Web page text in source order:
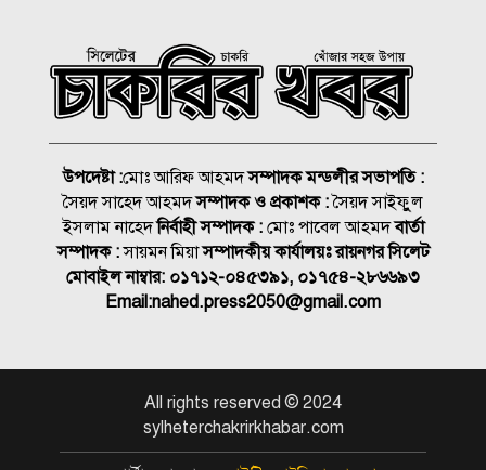
সিলেটে হামের উপসর্গে আরও ৩
জনের মৃত্যু
৬ মাসে দুর্ঘটনায় ১১৭ জনের
প্রাণহানি সিলেটের মহাসড়কে
বৌভাতের খাবার খেয়ে অসুস্থ
গুলি, প্রাণ গেলো বাংলাদেশি
যুবকের
উপদেষ্টা :মোঃ আরিফ আহমদসম্পাদক মন্ডলীর সভাপতি :
সৈয়দ সাহেদ আহমদসম্পাদক ও প্রকাশক :সৈয়দ সাইফুুল
ইসলাম নাহেদনির্বাহী সম্পাদক :মোঃ পাবেল আহমদবার্তা
সম্পাদক :সায়মন মিয়াসম্পাদকীয় কার্যালয়ঃ রায়নগর সিলেট
মোবাইল নাম্বার: ০১৭১২-০৪৫৩৯১, ০১৭৫৪-২৮৬৬৯৩
Email:nahed.press2050@gmail.com
All rights reserved © 2024
sylheterchakrirkhabar.com